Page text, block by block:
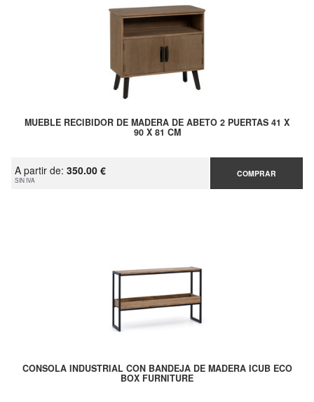
MUEBLE RECIBIDOR DE MADERA DE ABETO 2 PUERTAS 41 X
90 X 81 CM
A partir de: 350.00 €
SIN IVA
COMPRAR
CONSOLA INDUSTRIAL CON BANDEJA DE MADERA ICUB ECO
BOX FURNITURE